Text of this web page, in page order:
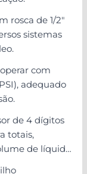
rosca de 1/2"
sistemas
com
adequado
de 4 dígitos
totais,
de líquido